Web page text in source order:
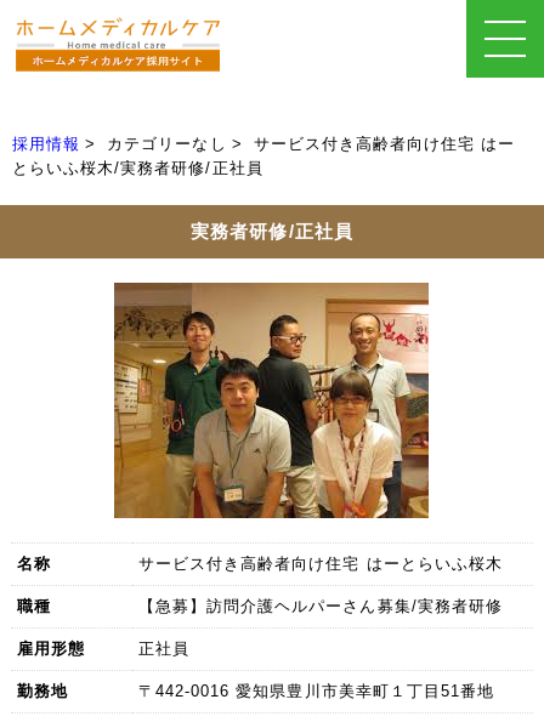
採用情報 カテゴリーなし
サービス付き高齢者向け住宅 はー
とらいふ桜木/実務者研修/正社員
実務者研修/正社員
名称 サービス付き高齢者向け住宅 はーとらいふ桜木
職種 【急募】訪問介護ヘルパーさん募集/実務者研修
雇用形態 正社員
勤務地 〒442-0016 愛知県豊川市美幸町１丁目51番地